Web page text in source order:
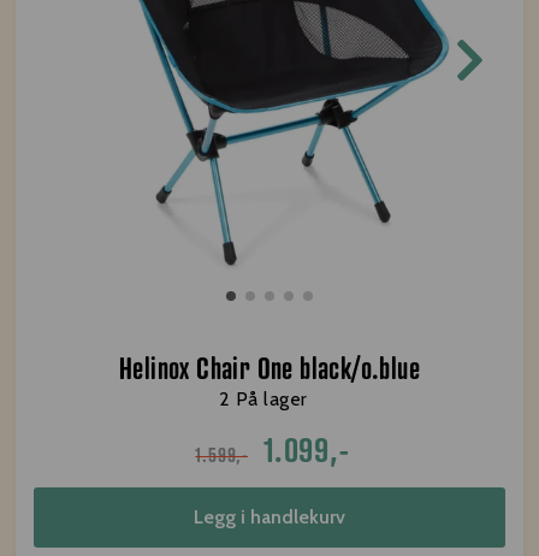
Helinox Chair One black/o.blue
2 På lager
1.599,- 1.099,-
Legg i handlekurv